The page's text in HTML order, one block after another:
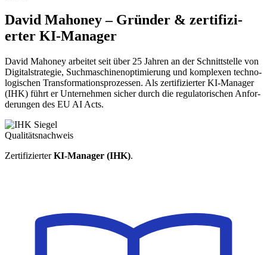
David Mahoney – Gründer & zer­ti­fizi­
erter KI-Manager
David Mahoney arbeitet seit über 25 Jahren an der Schnittstelle von
Digi­tal­stra­tegie, Such­ma­schinen­opti­mierung und kom­plexen techno­
lo­gischen Trans­for­ma­tions­pro­zessen. Als zer­ti­fizi­erter KI-Manager
(IHK) führt er Unter­nehmen sicher durch die regu­la­to­rischen An­for­
de­rungen des EU AI Acts.
Qualitätsnachweis
ZertifizierterKI-Manager (IHK).